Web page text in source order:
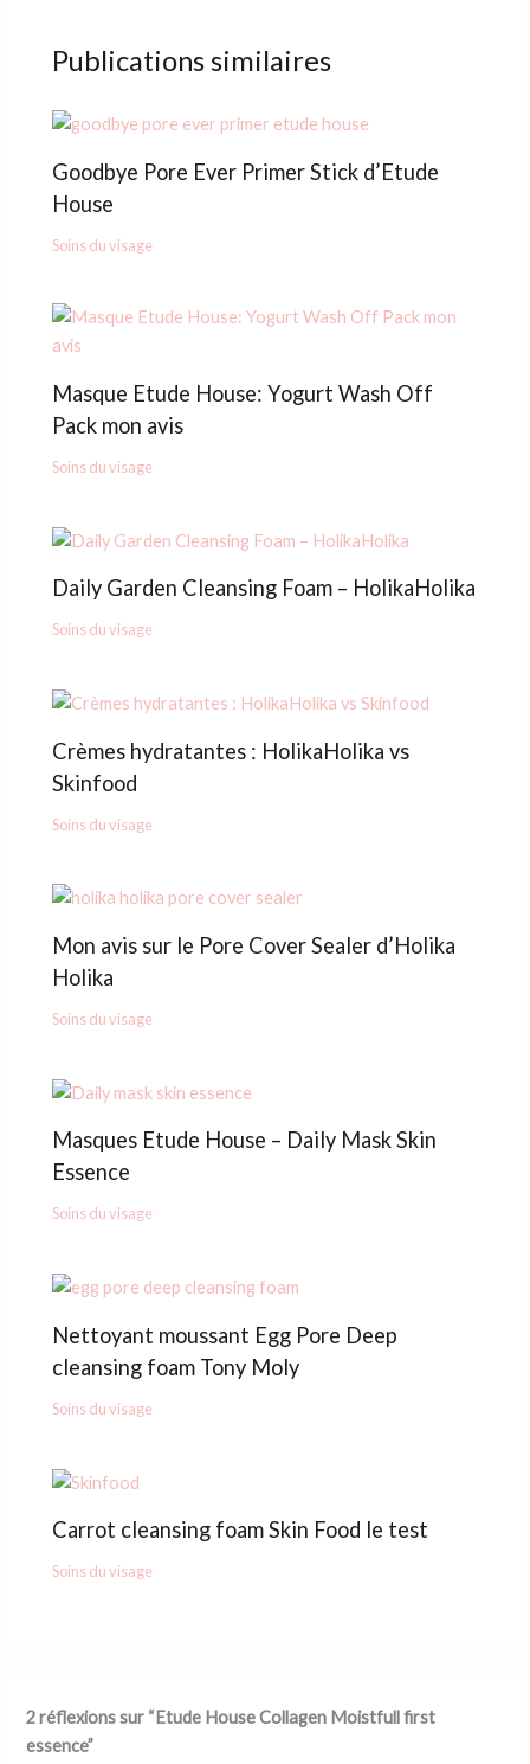
Publications similaires
Goodbye Pore Ever Primer Stick d’Etude
House
Soins du visage
Masque Etude House: Yogurt Wash Off
Pack mon avis
Soins du visage
Daily Garden Cleansing Foam – HolikaHolika
Soins du visage
Crèmes hydratantes : HolikaHolika vs
Skinfood
Soins du visage
Mon avis sur le Pore Cover Sealer d’Holika
Holika
Soins du visage
Masques Etude House – Daily Mask Skin
Essence
Soins du visage
Nettoyant moussant Egg Pore Deep
cleansing foam Tony Moly
Soins du visage
Carrot cleansing foam Skin Food le test
Soins du visage
2 réflexions sur “Etude House Collagen Moistfull first
essence”